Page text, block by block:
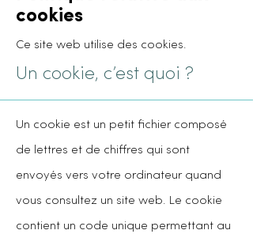
cookies
Ce site web utilise des cookies.
Un cookie, c’est quoi ?
Un cookie est un petit fichier composé
de lettres et de chiffres qui sont
envoyés vers votre ordinateur quand
vous consultez un site web. Le cookie
contient un code unique permettant au